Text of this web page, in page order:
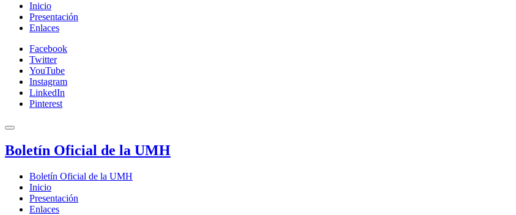
Inicio
Presentación
Enlaces
Facebook
Twitter
YouTube
Instagram
LinkedIn
Pinterest
Boletín Oficial de la UMH
Boletín Oficial de la UMH
Inicio
Presentación
Enlaces